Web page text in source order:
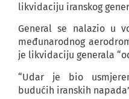
likvidaciju iranskog
General se nalazio u
međunarodnog
je likvidaciju generala
“Udar je bio
budućih iranskih